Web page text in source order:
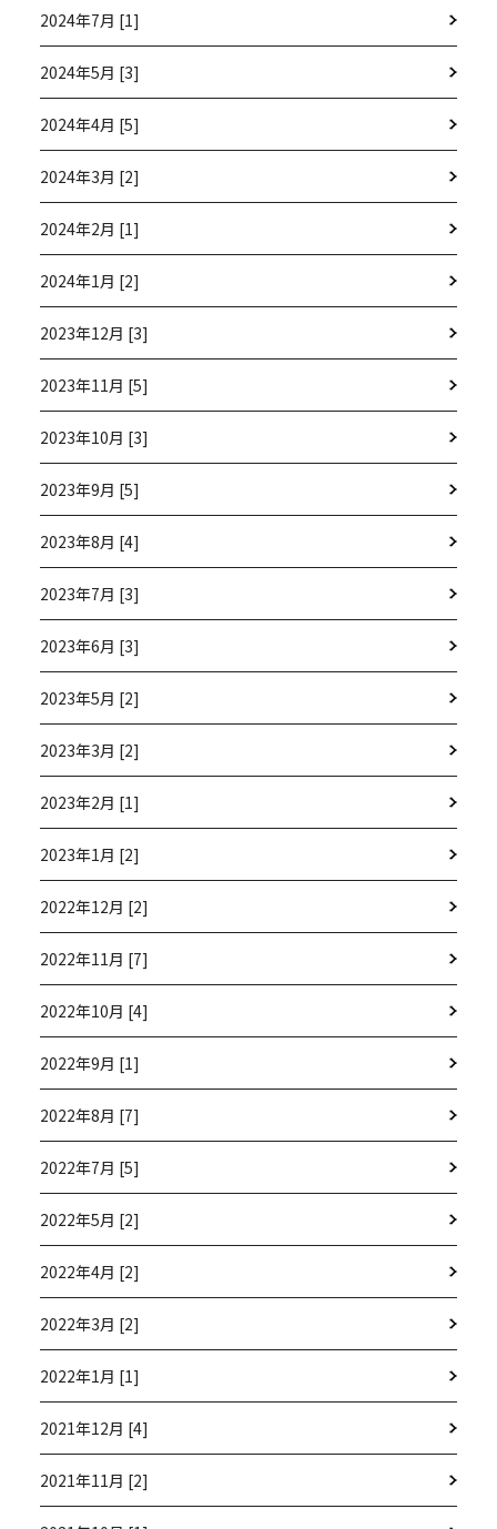
2024年7月 [1]
2024年5月 [3]
2024年4月 [5]
2024年3月 [2]
2024年2月 [1]
2024年1月 [2]
2023年12月 [3]
2023年11月 [5]
2023年10月 [3]
2023年9月 [5]
2023年8月 [4]
2023年7月 [3]
2023年6月 [3]
2023年5月 [2]
2023年3月 [2]
2023年2月 [1]
2023年1月 [2]
2022年12月 [2]
2022年11月 [7]
2022年10月 [4]
2022年9月 [1]
2022年8月 [7]
2022年7月 [5]
2022年5月 [2]
2022年4月 [2]
2022年3月 [2]
2022年1月 [1]
2021年12月 [4]
2021年11月 [2]